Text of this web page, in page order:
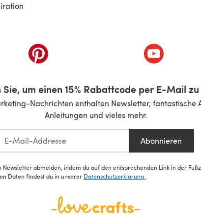
Tab)(öffnet sich in einem neuen Tab)(öffnet sich
um einen 15% Rabattcode per E-Mail
Nachrichten enthalten Newsletter, fantastische
Anleitungen und vieles mehr.
Abonnieren
abmelden, indem du auf den entsprechenden Link in der
Daten findest du in unserer Datenschutzerklärung